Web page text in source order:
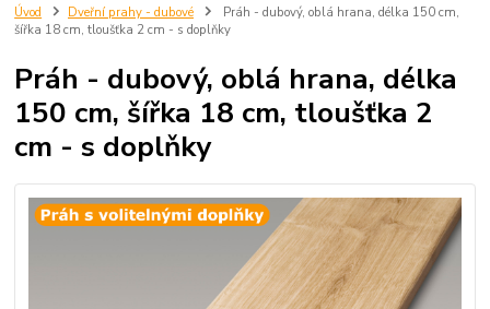
Úvod Dveřní prahy - dubové
Práh - dubový, oblá hrana, délka 150 cm,
šířka 18 cm, tloušťka 2 cm - s doplňky
Práh - dubový, oblá hrana, délka
150 cm, šířka 18 cm, tloušťka 2
cm - s doplňky